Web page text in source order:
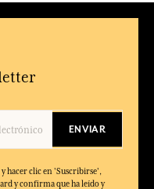
ENVIAR
hacer clic en 'Suscribirse',
y confirma que ha leído y